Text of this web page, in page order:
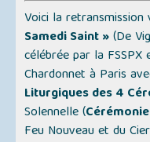
Voici la retransmission
Samedi Saint »(De
célébrée par la
Chardonnet à Paris
Liturgiques des 4
Solennelle(
Feu Nouveau et du